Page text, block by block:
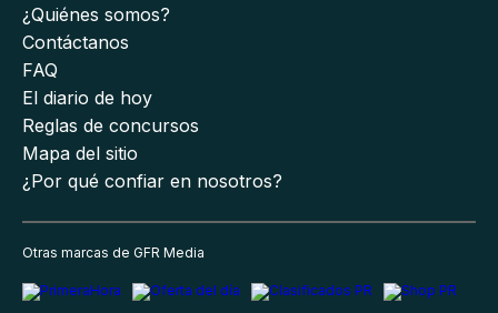
¿Quiénes somos?
Contáctanos
FAQ
El diario de hoy
Reglas de concursos
Mapa del sitio
¿Por qué confiar en nosotros?
Otras marcas de GFR Media